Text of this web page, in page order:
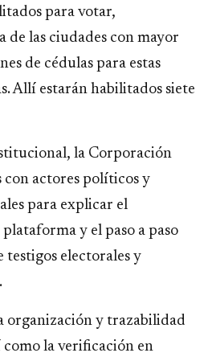
para votar,
de las ciudades con mayor
de cédulas para estas
Allí estarán habilitados siete
la Corporación
con actores políticos y
para explicar el
y el paso a paso
testigos electorales y
organización y trazabilidad
la verificación en